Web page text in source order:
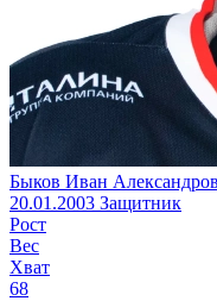
Быков Иван
20.01.2003 Защитник
Рост
Вес
Хват
68